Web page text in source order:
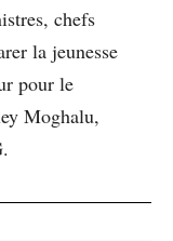
chefs
la jeunesse
pour le
Moghalu,